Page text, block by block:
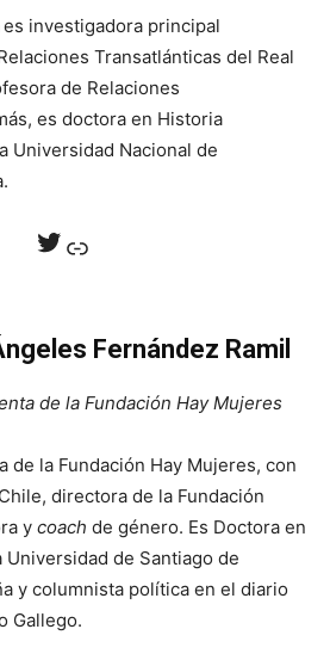
es investigadora principal
Transatlánticas del Real
de Relaciones
es doctora en Historia
Universidad Nacional de
Twitter
Enlace
Fernández Ramil
de la Fundación Hay Mujeres
de la Fundación Hay Mujeres, con
directora de la Fundación
y coach de género. Es Doctora en
de Santiago de
y columnista política en el diario
Gallego.